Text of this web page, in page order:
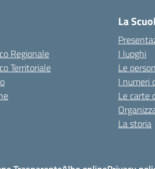
Regionale
Territoriale
La
I luoghi
Le
I numeri
Le carte
La storia